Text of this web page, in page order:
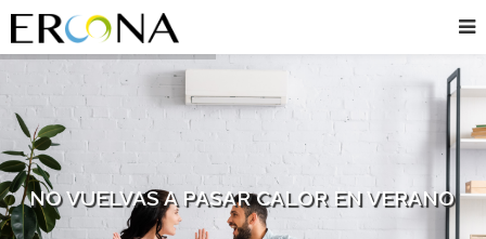
NO VUELVAS A PASAR CALOR EN VERANO